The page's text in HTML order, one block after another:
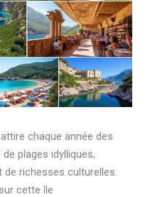
chaque année des
plages idylliques,
de richesses culturelles.
cette île